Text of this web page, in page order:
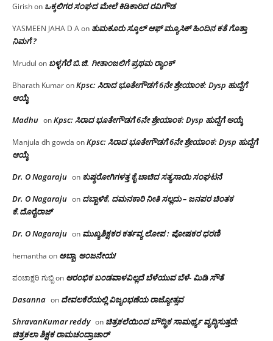
Girishon ಒಕ್ಕಲಿಗರ ಸಂಘದ ಮೇಲೆ ಕಿಡಿಕಾರಿದ ರವಿಗೌಡ
YASMEEN JAHA D Aon ತುಮಕೂರು ಸ್ಕೂಲ್ ಆಫ್ ಮ್ಯೂಸಿಕ್ ಹಿಂದಿನ ಕತೆ ಗೊತ್ತಾ
ನಿಮಗೆ ?
Mrudul on ಬಳ್ಳಗೆರೆ ಬಿ.ಜಿ. ಗೀತಾಂಜಲಿಗೆ ಪ್ರಥಮ ರ‌್ಯಾಂಕ್
Bharath KumaronKpsc: ಸಿರಾದ ಭೂತೇಗೌಡಗೆ 6ನೇ ಶ್ರೇಯಾಂಕ: Dysp ಹುದ್ದೆಗೆ
ಆಯ್ಕೆ
Madhu onKpsc: ಸಿರಾದ ಭೂತೇಗೌಡಗೆ 6ನೇ ಶ್ರೇಯಾಂಕ: Dysp ಹುದ್ದೆಗೆ ಆಯ್ಕೆ
Manjula dh gowda onKpsc: ಸಿರಾದ ಭೂತೇಗೌಡಗೆ 6ನೇ ಶ್ರೇಯಾಂಕ: Dysp ಹುದ್ದೆಗೆ
ಆಯ್ಕೆ
Dr. O Nagaraju on ಕುಷ್ಠರೋಗಿಗಳತ್ತ ಕೈ ಚಾಚಿದ ಸತ್ಯಸಾಯಿ ಸಂಘಟನೆ
Dr. O Nagaraju on ದಬ್ಬಾಳಿಕೆ, ದಮನಕಾರಿ ನೀತಿ ಸಲ್ಲದು – ಜನಪರ ಚಿಂತಕ
ಕೆ.ದೊರೈರಾಜ್
Dr. O Nagaraju on ಮುಖ್ಯಶಿಕ್ಷಕರ ಕರ್ತವ್ಯ ಲೋಪ : ಪೋಷಕರ ಧರಣಿ
hemantha on ಅಬ್ಬಾ, ಆಂಜನೇಯ!
ಪಂಚಾಕ್ಷರಿ ಗುಬ್ಬಿon ಆರಂಭಿಕ ಬಂಡವಾಳವಿಲ್ಲದೆ ಬೆಳೆಯುವ ಬೆಳೆ- ಮಿಡಿ ಸೌತೆ
Dasanna on ದೇವಲಕೆರೆಯಲ್ಲಿ ವಿಜೃಂಭಣೆಯ ರಾಜ್ಯೋತ್ಸವ
ShravanKumar reddy on ಚಿತ್ರಕಲೆಯಿಂದ ಬೌದ್ಧಿಕ ಸಾಮರ್ಥ್ಯ ವೃದ್ಧಿಸುತ್ತದೆ;
ಚಿತ್ರಕಲಾ ಶಿಕ್ಷಕ ರಾಮಚಂದ್ರಾಚಾರ್